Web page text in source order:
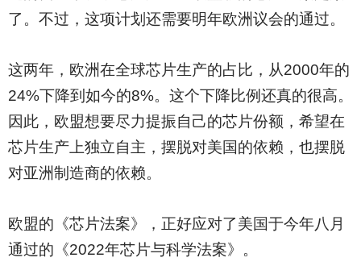
了。不过，这项计划还需要明年欧洲议会的通过。
这两年，欧洲在全球芯片生产的占比，从2000年的
24%下降到如今的8%。这个下降比例还真的很高。
因此，欧盟想要尽力提振自己的芯片份额，希望在
芯片生产上独立自主，摆脱对美国的依赖，也摆脱
对亚洲制造商的依赖。
欧盟的《芯片法案》，正好应对了美国于今年八月
通过的《2022年芯片与科学法案》。